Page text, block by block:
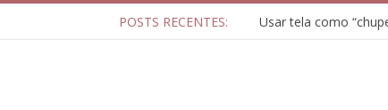
POSTS RECENTES: